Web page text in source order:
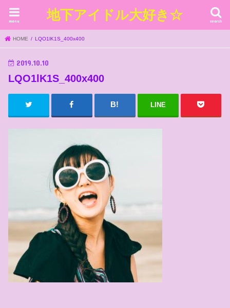
地下アイドル大好き☆ search
menu
HOME LQO1lK1S_400x400
2019.10.10
LQO1lK1S_400x400
LINE